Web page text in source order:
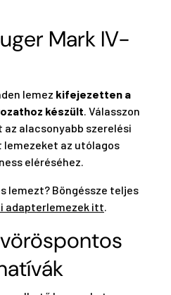
Mark IV-
lemez kifejezetten a
készült. Válasszon
alacsonyabb szerelési
lemezeket az utólagos
eléréséhez.
lemezt? Böngéssze teljes
adapterlemezek itt.